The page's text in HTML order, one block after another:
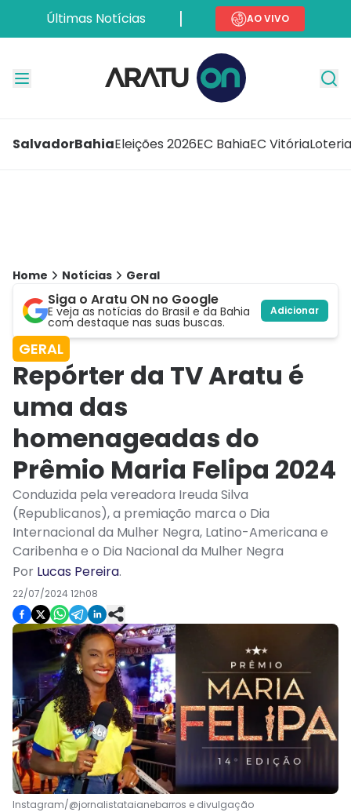
Últimas Notícias AO VIVO
SalvadorBahiaEleições 2026EC BahiaEC Vitória
Home Notícias Geral
Siga o Aratu ON no Google
E veja as notícias do Brasil e da Bahia
com destaque nas suas buscas.
Adicionar
GERAL
Repórter da TV Aratu é
uma das
homenageadas do
Prêmio Maria Felipa 2024
Conduzida pela vereadora Ireuda Silva
(Republicanos), a premiação marca o Dia
Internacional da Mulher Negra, Latino-Americana e
Caribenha e o Dia Nacional da Mulher Negra
Por Lucas Pereira.
22/07/2024 12h08
Instagram/@jornalistataianebarros e divulgação